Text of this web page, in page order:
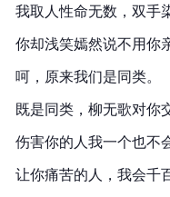
我取人性命无数，双手
你却浅笑嫣然说不用你
呵，原来我们是同类。
既是同类，柳无歌对你
伤害你的人我一个也不
让你痛苦的人，我会千